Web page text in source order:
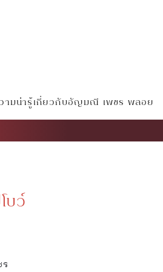
ามน่ารู้เกี่ยวกับอัญมณี เพชร พลอย
บว์